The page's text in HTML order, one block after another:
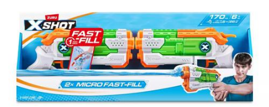
手工藝,文具,蠟筆,泥膠,畫板
娃娃, 芭比,收藏公仔
電子玩具
Play-Doh培樂多
Pokemon寶可夢
playpop
12~14歳
14歳以上